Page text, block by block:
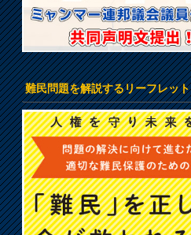
難民問題を解説するリーフレット